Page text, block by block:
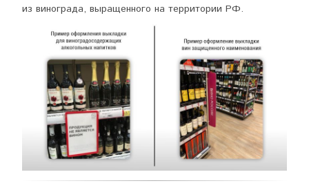
из винограда, выращенного на территории РФ.